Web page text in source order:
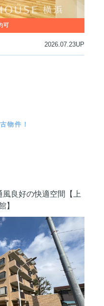
2026.07.23UP
物件！
良好の快適空間【上
】